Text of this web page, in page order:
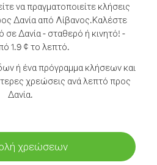
να πραγματοποιείτε κλήσεις
Δανία από Λίβανος.Καλέστε
σε Δανία - σταθερό ή κινητό! -
1.9 ¢ το λεπτό.
ή ένα πρόγραμμα κλήσεων και
χρεώσεις ανά λεπτό προς
Δανία.
χρεώσεων